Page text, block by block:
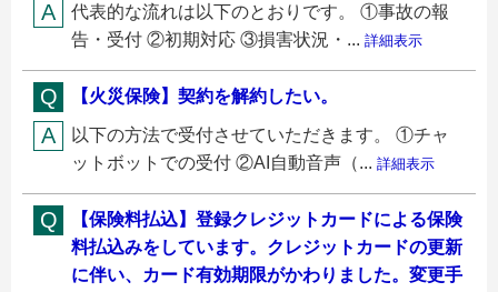
代表的な流れは以下のとおりです。 ①事故の報
告・受付 ②初期対応 ③損害状況・... 詳細表示
【火災保険】契約を解約したい。
以下の方法で受付させていただきます。 ①チャ
ットボットでの受付 ②AI自動音声（... 詳細表示
【保険料払込】登録クレジットカードによる保険
料払込みをしています。クレジットカードの更新
に伴い、カード有効期限がかわりました。変更手